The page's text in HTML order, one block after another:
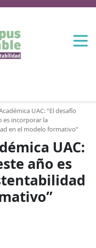
UAC: “El desafío
es incorporar la
en el modelo formativo”
UAC:
año es